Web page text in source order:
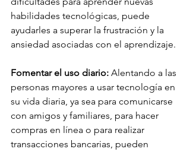
habilidades tecnológicas, puede
ayudarles a superar la frustración y la
ansiedad asociadas con el aprendizaje.
Fomentar el uso diario: Alentando a las
personas mayores a usar tecnología en
su vida diaria, ya sea para comunicarse
con amigos y familiares, para hacer
compras en línea o para realizar
transacciones bancarias, pueden